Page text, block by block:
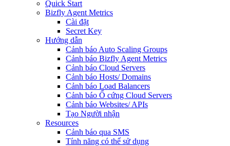
Quick Start
Bizfly Agent Metrics
Cài đặt
Secret Key
Hướng dẫn
Cảnh báo Auto Scaling Groups
Cảnh báo Bizfly Agent Metrics
Cảnh báo Cloud Servers
Cảnh báo Hosts/ Domains
Cảnh báo Load Balancers
Cảnh báo Ổ cứng Cloud Servers
Cảnh báo Websites/ APIs
Tạo Người nhận
Resources
Cảnh báo qua SMS
Tính năng có thể sử dụng